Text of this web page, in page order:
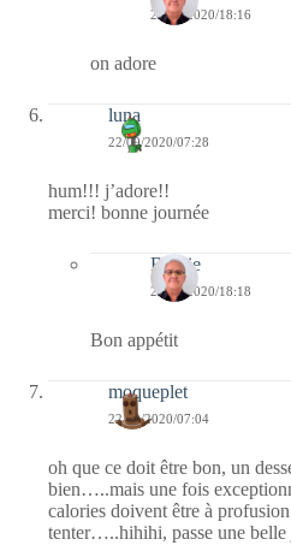
22/09/2020/18:16
on adore
luna
22/09/2020/07:28
hum!!! j’adore!!
merci! bonne journée
Bernie
22/09/2020/18:18
Bon appétit
moqueplet
22/09/2020/07:04
oh que ce doit être bon, un
bien…..mais une fois
calories doivent être à
tenter…..hihihi, passe une belle